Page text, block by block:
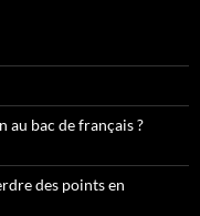
au bac de français ?
des points en